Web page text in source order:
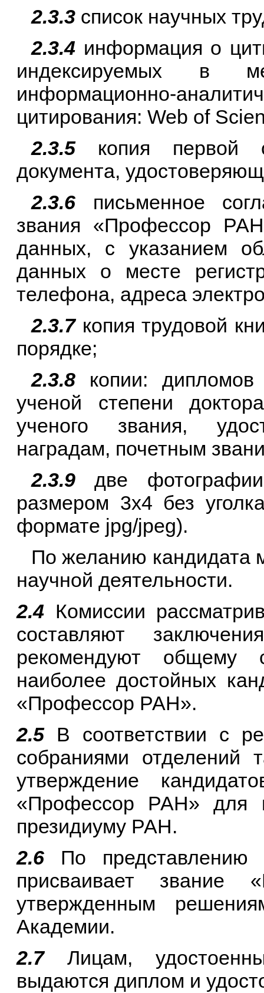
2.3.3 список научных
2.3.4 информация о
индексируемых в
информационно-
цитирования: Web of
2.3.5копия первой
документа,
2.3.6 письменное
звания «Профессор
данных, с указанием
данных о месте
телефона, адреса
2.3.7копия трудовой
порядке;
2.3.8 копии:
ученой степени
ученого звания,
наградам, почетным
2.3.9 две
размером 3x4 без
формате jpg/jpeg).
По желанию кандидата
научной деятельности.
2.4 Комиссии
составляют
рекомендуют общему
наиболее достойных
«Профессор РАН».
2.5В соответствии с
собраниями отделений
утверждение
«Профессор РАН» для
президиуму РАН.
2.6 По представлению
присваивает звание
утвержденным
Академии.
2.7Лицам,
выдаются диплом и